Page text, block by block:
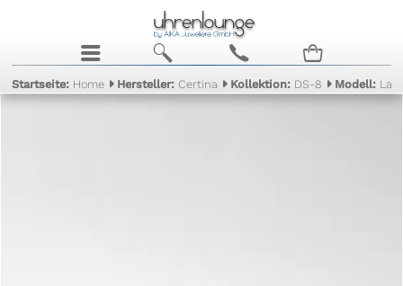
j b c n
Startseite: Home Hersteller:Certina Kollektion: DS-8 Modell: